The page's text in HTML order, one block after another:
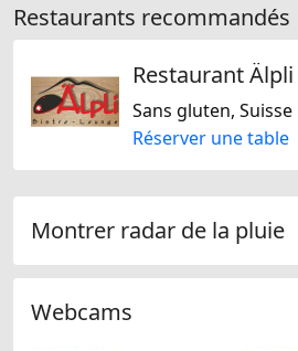
Restaurants recommandés
Restaurant Älpli
Sans gluten, Suisse
Réserver une table
Montrer radar de la pluie
Webcams